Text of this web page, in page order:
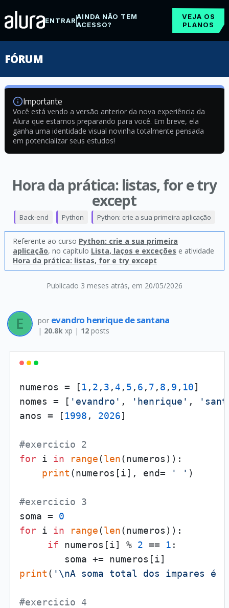
ENTRARAINDA NÃO TEM
ACESSO?
VEJA OS
PLANOS
FÓRUM
Importante
Você está vendo a versão anterior da nova experiência da
Alura que estamos preparando para você. Em breve, ela
ganha uma identidade visual novinha totalmente pensada
em potencializar seus estudos!
Hora da prática: listas, for e try
except
Publicado 3 meses atrás, em 20/05/2026
Back-end Python Python: crie a sua primeira aplicação
Referente ao curso Python: crie a sua primeira
aplicação, no capítulo Lista, laços e exceções e atividade
Hora da prática: listas, for e try except
por evandro henrique de santana
| 20.8kxp | 12posts
numeros = [ 1 , 2 , 3 ,4 , 5 , 6 , 7 , 8 , 9 , 10]
nomes = [ 'evandro' , 'henrique' ,
anos = [ 1998 , 2026]
#exercicio 2
for i in range(len(numeros)):
print (numeros[i], end= ' ' )
#exercicio 3
soma = 0
for i in range(len(numeros)):
if numeros[i] % 2 == 1 :
print ( '\nA soma total dos impares é '
#exercicio 4